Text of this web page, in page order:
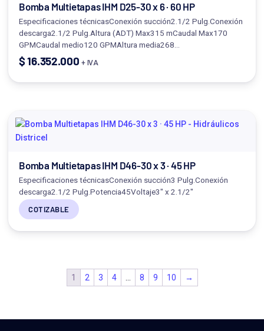
Bomba Multietapas IHM D25-30 x 6 · 60 HP
Especificaciones técnicasConexión succión2.1/2 Pulg.Conexión
descarga2.1/2 Pulg.Altura (ADT) Max315 mCaudal Max170
GPMCaudal medio120 GPMAltura media268…
$16.352.000 + IVA
Bomba Multietapas IHM D46-30 x 3 · 45 HP
Especificaciones técnicasConexión succión3 Pulg.Conexión
descarga2.1/2 Pulg.Potencia45Voltaje3" x 2.1/2"
COTIZABLE
1 2 3 4 8 9 10 →